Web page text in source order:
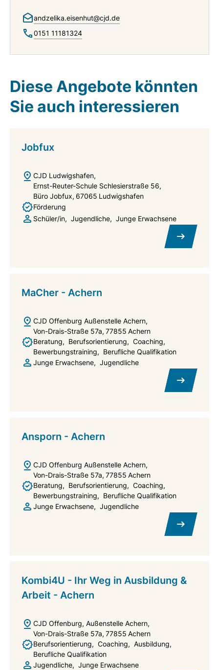
andzelika.eisenhut@cjd.de
0151 11181324
Diese Angebote könnten
Sie auch interessieren
Jobfux
CJD Ludwigshafen
Ernst-Reuter-Schule Schlesierstraße 56
Büro Jobfux 67065 Ludwigshafen
Förderung
Schüler/in
Jugendliche Junge Erwachsene
MaCher - Achern
CJD Offenburg Außenstelle Achern
Von-Drais-Straße 57a 77855 Achern
Beratung
Berufsorientierung
Coaching
Bewerbungstraining
Berufliche Qualifikation
Junge Erwachsene
Jugendliche
Ansporn - Achern
CJD Offenburg Außenstelle Achern
Von-Drais-Straße 57a 77855 Achern
Beratung
Berufsorientierung
Coaching
Bewerbungstraining
Berufliche Qualifikation
Junge Erwachsene
Jugendliche
Kombi4U - Ihr Weg in Ausbildung &
Arbeit - Achern
CJD Offenburg, Außenstelle Achern
Von-Drais-Straße 57a 77855 Achern
Berufsorientierung
Coaching
Ausbildung
Berufliche Qualifikation
Jugendliche
Junge Erwachsene